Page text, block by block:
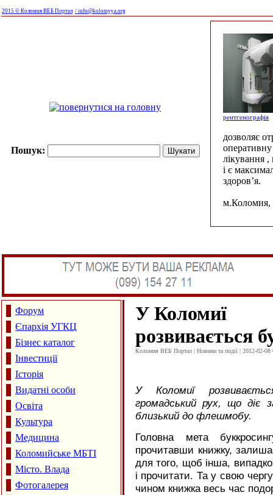
2015 © Коломия ВЕБ Портал / info@kolomyya.org
Пошук:
рентгенографія
дозволяє
лікування ,
і є
здоров’я.
м.Коломия,
Форум
Єпархія УГКЦ
Бізнес каталог
Інвестиції
Історія
Видатні особи
Освіта
Культура
Медицина
Коломийське МБТІ
Місто. Влада
Фотогалерея
У Коломиї
розвивається
Коломия ВЕБ Портал | Новини та події | 2012-02-08
У Коломиї
громадський рух, що діє
близький до флешмобу.
Головна мета
прочитавши книжку,
для того, щоб інша,
і прочитати. Та у свою
чином книжка весь час